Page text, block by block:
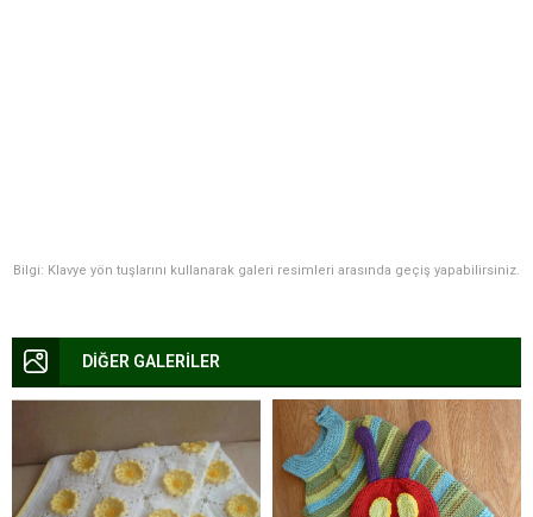
Bilgi: Klavye yön tuşlarını kullanarak galeri resimleri arasında geçiş yapabilirsiniz.
DİĞER GALERİLER